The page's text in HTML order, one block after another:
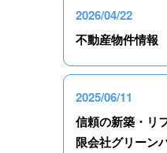
2026/04/22
不動産物件情報
2025/06/11
信頼の新築・リ
限会社グリーン